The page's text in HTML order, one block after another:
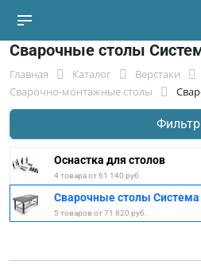
Сварочные столы
Главная Каталог
Верстаки
Сварочно-монтажные столы
Фильтр
Оснастка для столов
4 товара от 61 140 руб.
Сварочные столы Система
5 товаров от 71 820 руб.